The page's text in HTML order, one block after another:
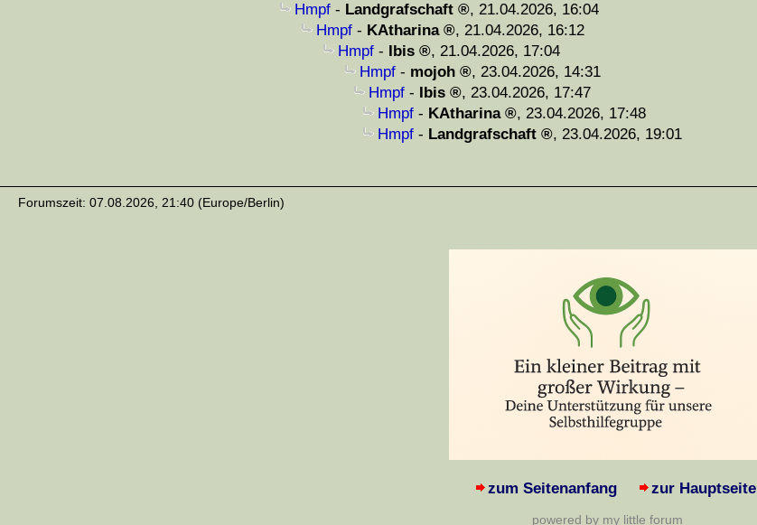
Hmpf - Landgrafschaft , 21.04.2026, 16:04
Hmpf - KAtharina , 21.04.2026, 16:12
Hmpf - Ibis , 21.04.2026, 17:04
Hmpf - mojoh , 23.04.2026, 14:31
Hmpf - Ibis , 23.04.2026, 17:47
Hmpf - KAtharina , 23.04.2026, 17:48
Hmpf - Landgrafschaft , 23.04.2026, 19:01
Forumszeit: 07.08.2026, 21:40 (Europe/Berlin)
zum Seitenanfang zur Hauptseite
powered by my little forum